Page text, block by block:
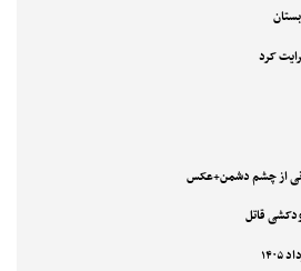
کرد
از چشم دشمن+عکس
قاتل